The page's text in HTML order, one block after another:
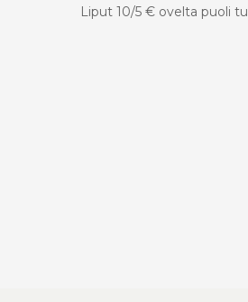
Liput 10/5 € ovelta puoli